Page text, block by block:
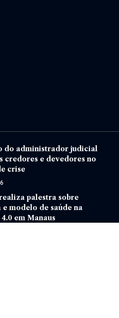
do administrador judicial
credores e devedores no
crise
palestra sobre
modelo de saúde na
em Manaus